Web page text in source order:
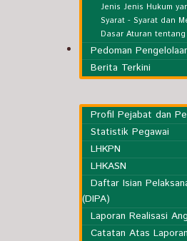
Jenis Jenis Hukum
Syarat - Syarat dan
Dasar Aturan
Pedoman
Berita Terkini
Kesekretariatan
Profil Pejabat dan
Statistik Pegawai
LHKPN
LHKASN
Daftar Isian
(DIPA)
Laporan Realisasi
Catatan Atas